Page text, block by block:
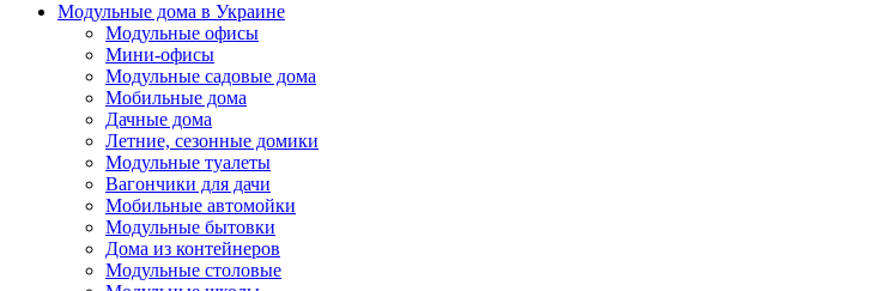
Модульные дома в Украине
Модульные офисы
Мини-офисы
Модульные садовые дома
Мобильные дома
Дачные дома
Летние, сезонные домики
Модульные туалеты
Вагончики для дачи
Мобильные автомойки
Модульные бытовки
Дома из контейнеров
Модульные столовые